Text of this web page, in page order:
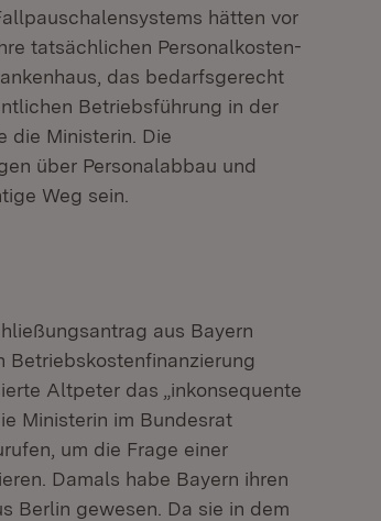
hätten vor
tatsächlichen Personalkosten-
das bedarfsgerecht
Betriebsführung in der
die Ministerin. Die
über Personalabbau und
Weg sein.
aus Bayern
Betriebskostenfinanzierung
Altpeter das „inkonsequente
Ministerin im Bundesrat
um die Frage einer
Damals habe Bayern ihren
Berlin gewesen. Da sie in dem